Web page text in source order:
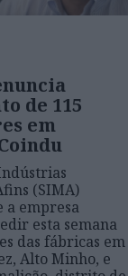
de 115
em
(SIMA)
a empresa
esta semana
das fábricas em
Alto Minho, e